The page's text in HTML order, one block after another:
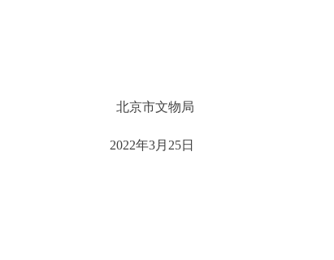
北京市文物局
2022年3月25日